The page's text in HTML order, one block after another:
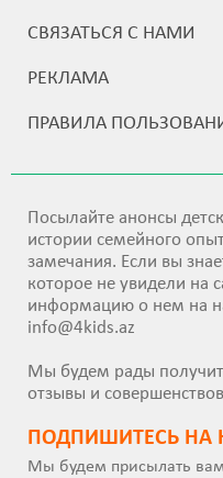
СВЯЗАТЬСЯ С НАМИ
РЕКЛАМА
ПРАВИЛА
Посылайте анонсы
истории семейного
замечания. Если вы
которое не увидели на
информацию о нем на
info@4kids.az
Мы будем рады
отзывы и
ПОДПИШИТEСЬ НА
Мы будем присылать